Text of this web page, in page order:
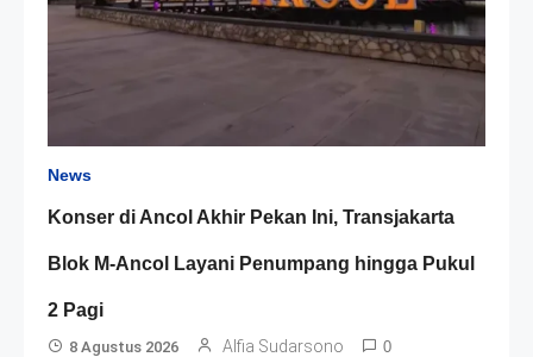
News
Konser di Ancol Akhir Pekan Ini, Transjakarta
Blok M-Ancol Layani Penumpang hingga Pukul
2 Pagi
8 Agustus 2026 Alfia Sudarsono 0